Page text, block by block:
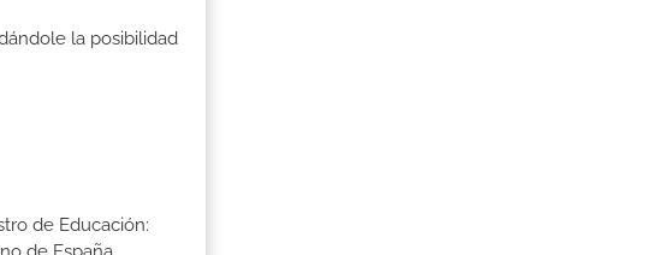
la posibilidad
de Educación: